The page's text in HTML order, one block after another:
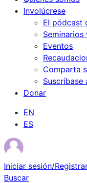
Involúcrese
El pódcast
Seminarios
Eventos
Comparta
Donar
EN
ES
Iniciar sesión/
Buscar